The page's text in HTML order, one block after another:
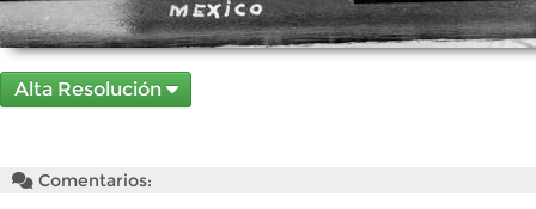
Alta Resolución
Comentarios: